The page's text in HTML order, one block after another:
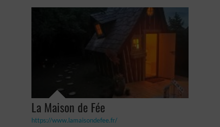
La Maison de Fée
https://www.lamaisondefee.fr/